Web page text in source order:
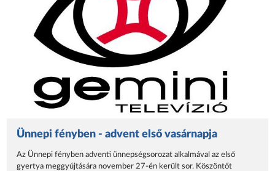
Ünnepi fényben - advent első vasárnapja
Az Ünnepi fényben adventi ünnepségsorozat alkalmával az első
gyertya meggyújtására november 27-én került sor. Köszöntőt